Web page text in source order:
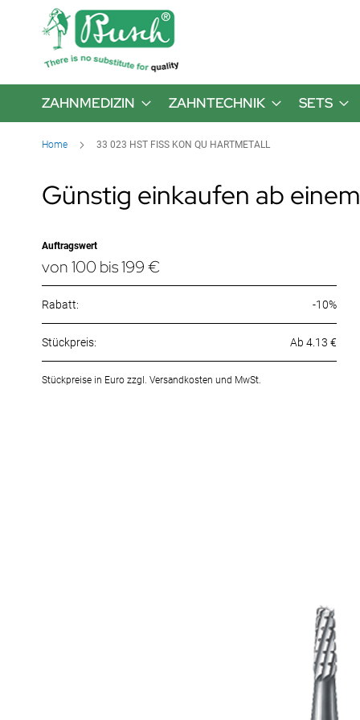
ZAHNMEDIZIN ZAHNTECHNIK SETS
Home 33 023 HST FISS KON QU HARTMETALL
Günstig einkaufen ab
Auftragswert
von 100 bis 199 €
Rabatt: -10%
Ab 4.13 €
Stückpreise in Euro zzgl. Versandkosten und MwSt.